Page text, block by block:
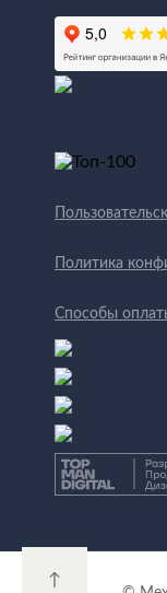
Политика
Способы
↑